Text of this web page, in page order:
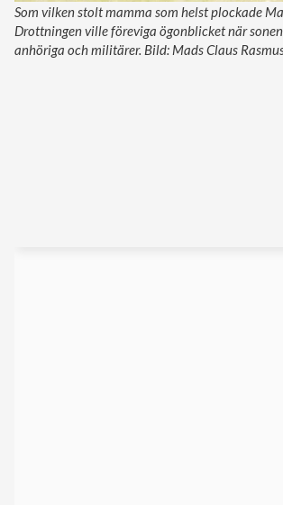
Som vilken stolt mamma som helst plockade
Drottningen ville föreviga ögonblicket när
anhöriga och militärer. Bild: Mads Claus